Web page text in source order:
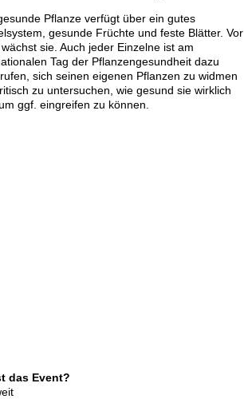
Pflanze verfügt über ein gutes
gesunde Früchte und feste Blätter. Vor
sie. Auch jeder Einzelne ist am
Tag der Pflanzengesundheit dazu
sich seinen eigenen Pflanzen zu widmen
zu untersuchen, wie gesund sie wirklich
ggf. eingreifen zu können.
das Event?